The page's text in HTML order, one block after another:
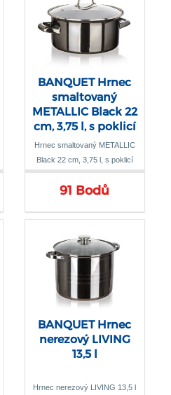
BANQUET Hrnec
smaltovaný
METALLIC Black 22
cm, 3,75 l, s poklicí
Hrnec smaltovaný METALLIC
Black 22 cm, 3,75 l, s poklicí
91 Bodů
BANQUET Hrnec
nerezový LIVING
13,5 l
Hrnec nerezový LIVING 13,5 l